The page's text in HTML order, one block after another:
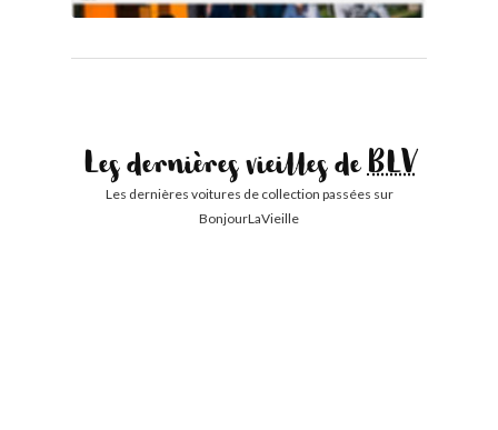
Les dernières vieilles deBLV
Les dernières voitures de collection passées sur
BonjourLaVieille